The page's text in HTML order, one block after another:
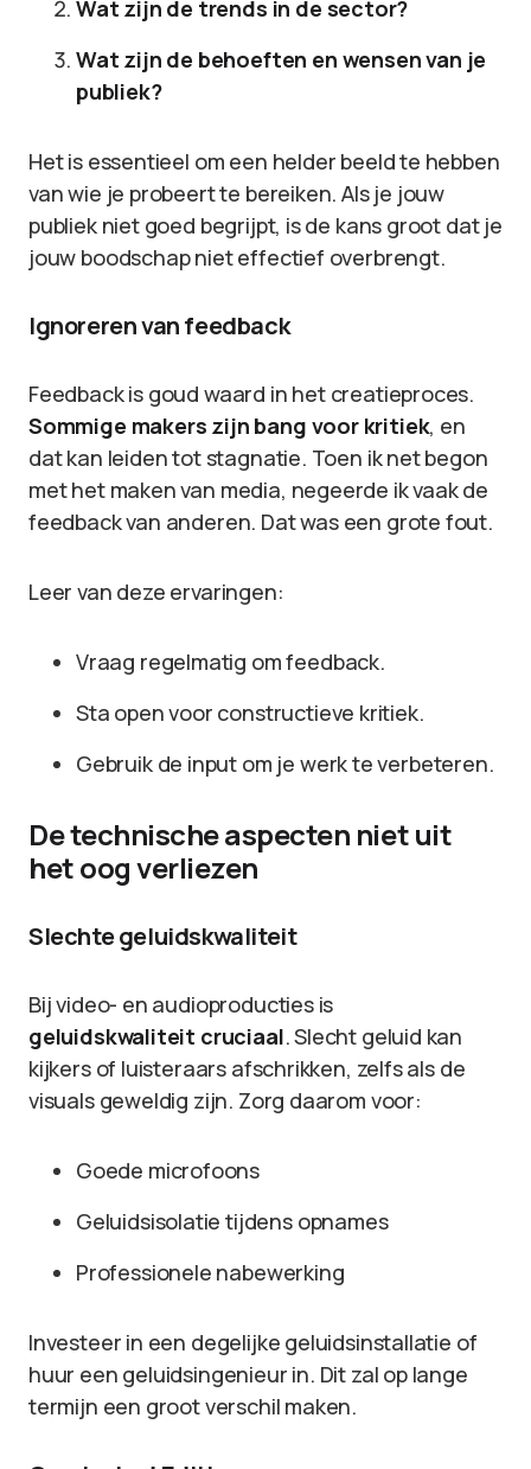
Wat zijn de trends in de sector?
Wat zijn de behoeften en wensen van je
publiek?
Het is essentieel om een helder beeld te hebben
van wie je probeert te bereiken. Als je jouw
publiek niet goed begrijpt, is de kans groot dat je
jouw boodschap niet effectief overbrengt.
Ignoreren van feedback
Feedback is goud waard in het creatieproces.
Sommige makers zijn bang voor kritiek, en
dat kan leiden tot stagnatie. Toen ik net begon
met het maken van media, negeerde ik vaak de
feedback van anderen. Dat was een grote fout.
Leer van deze ervaringen:
Vraag regelmatig om feedback.
Sta open voor constructieve kritiek.
Gebruik de input om je werk te verbeteren.
De technische aspecten niet uit
het oog verliezen
Slechte geluidskwaliteit
Bij video- en audioproducties is
geluidskwaliteit cruciaal. Slecht geluid kan
kijkers of luisteraars afschrikken, zelfs als de
visuals geweldig zijn. Zorg daarom voor:
Goede microfoons
Geluidsisolatie tijdens opnames
Professionele nabewerking
Investeer in een degelijke geluidsinstallatie of
huur een geluidsingenieur in. Dit zal op lange
termijn een groot verschil maken.